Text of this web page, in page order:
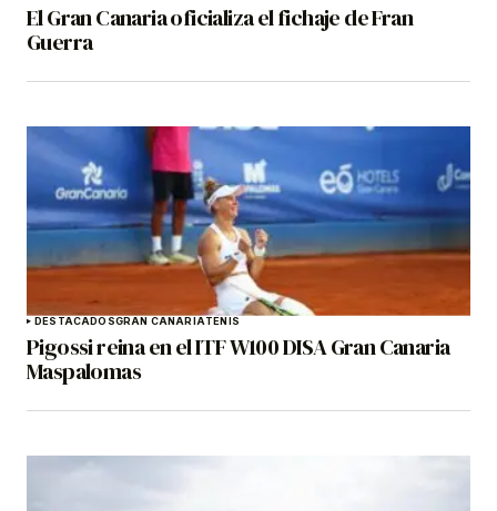
El Gran Canaria oficializa el fichaje de Fran
Guerra
DESTACADOSGRAN CANARIATENIS
Pigossi reina en el ITF W100 DISA Gran Canaria
Maspalomas